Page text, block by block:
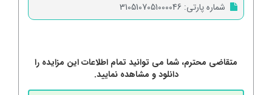
شماره پارتی: 3105107051000046
متقاضی محترم، شما می توانید تمام اطلاعات این مزایده را
دانلود و مشاهده نمایید.